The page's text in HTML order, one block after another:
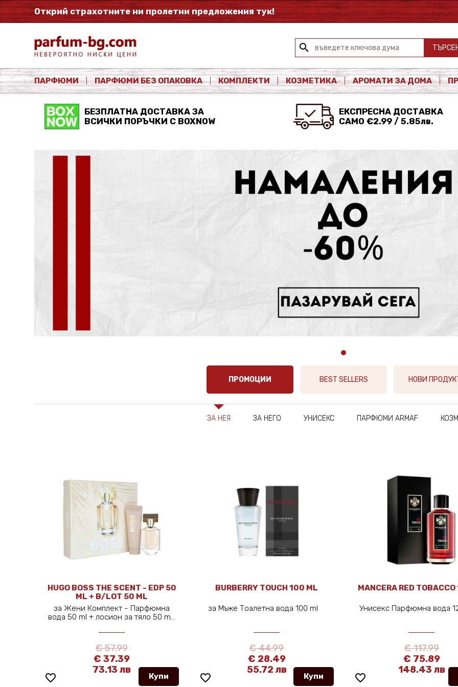
Открий страхотните ни пролетни предложения тук!
search
ПАРФЮМИ ПАРФЮМИ БЕЗ ОПАКОВКА КОМПЛЕКТИ КОЗМЕТИКА АРОМАТИ ЗА ДОМА
БЕЗПЛАТНА ДОСТАВКА ЗА
ВСИЧКИ ПОРЪЧКИ С BOXNOW
ЕКСПРЕСНА ДОСТАВКА
САМО €2.99 / 5.85лв.
ПРОМОЦИИ BEST SELLERS НОВИ
ЗА НЕЯ ЗА НЕГО УНИСЕКС ПАРФЮМИ ARMAF
BOSS THE SCENT - EDP 50
ML + B/LOT 50 ML
Жени Комплект - Парфюмна
50 ml + лосион за тяло 50 m...
favorite_border
BURBERRY TOUCH 100 ML
за Мъже Тоалетна вода 100 ml
favorite_border
MANCERA RED TOBACCO 120 ML
Унисекс Парфюмна вода 120 мл